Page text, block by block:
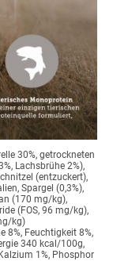
30%, getrockneten
Lachsbrühe 2%),
(entzuckert),
Spargel (0,3%),
(170 mg/kg),
(FOS, 96 mg/kg),
kg)
8%, Feuchtigkeit 8%,
340 kcal/100g,
1%, Phosphor